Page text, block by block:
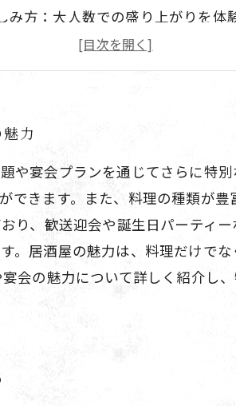
み方：大人数での盛り上がりを体
のポイント：素晴らしい食べ放題
楽しいひとときを振り返ろう：思
力
や宴会プランを通じてさらに特
できます。また、料理の種類が
り、歓送迎会や誕生日パーティ
。居酒屋の魅力は、料理だけで
会の魅力について詳しく紹介し